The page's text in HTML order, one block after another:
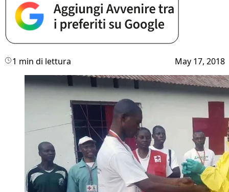
1 min di lettura May 17, 2018